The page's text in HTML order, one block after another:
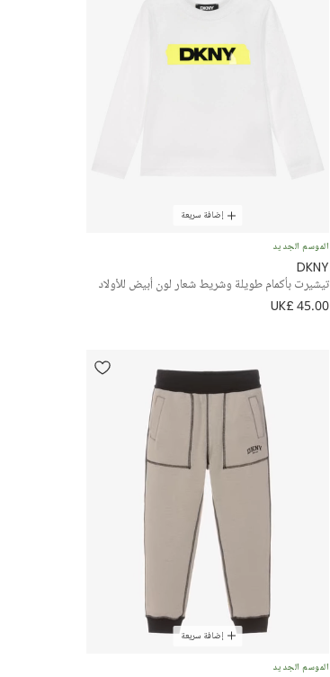
إضافة سريعة
الموسم الجديد
DKNY
تيشيرت بأكمام طويلة وشريط شعار لون أبيض للأولاد
UK£ 45.00
إضافة سريعة
الموسم الجديد